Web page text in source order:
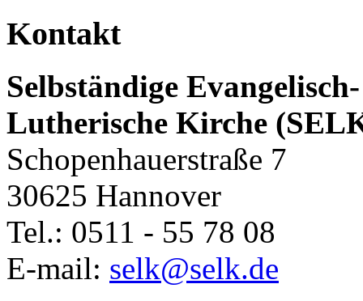
Kontakt
Selbständige Evangelisch-
Lutherische Kirche
Schopenhauerstraße 7
30625 Hannover
Tel.: 0511 - 55 78 08
E-mail: selk@selk.de